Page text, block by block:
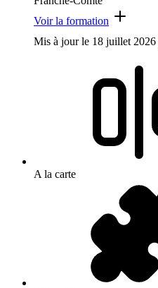
Voir la formation
Mis à jour le 18 juillet 2026
A la carte